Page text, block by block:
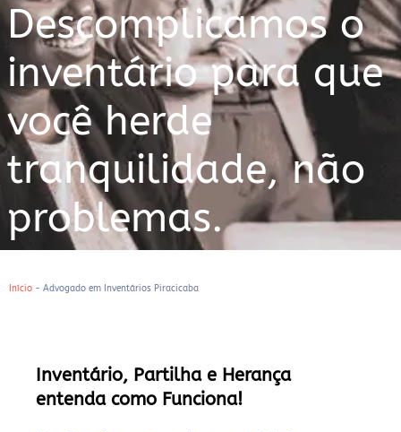
Descomplicamos o
inventário para que
você herde
tranquilidade, não
problemas.
Início - Advogado em Inventários Piracicaba
Inventário, Partilha e Herança
entenda como Funciona!